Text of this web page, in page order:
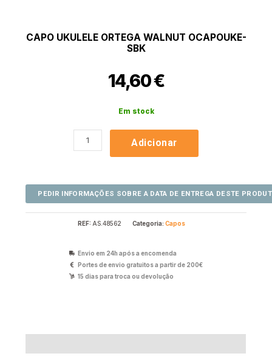
CAPO UKULELE ORTEGA WALNUT OCAPOUKE-
SBK
14,60€
Em stock
Adicionar
REF: AS.48562 Categoria: Capos
Envio em 24h após a encomenda
Portes de envio gratuitos a partir de 200€
15 dias para troca ou devolução